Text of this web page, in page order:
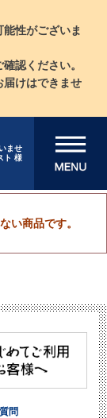
能性がございま
認ください。
けはできませ
ませ
ト 様
メニューを開
い商品です。
問